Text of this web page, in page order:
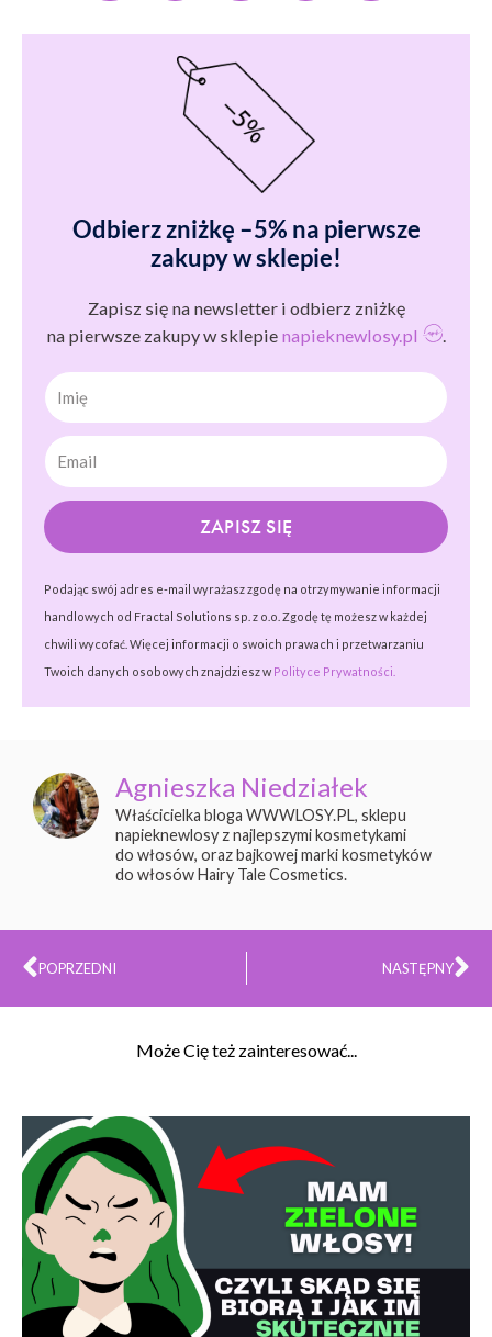
Odbierz zniżkę –5% na pierwsze
zakupy w sklepie!
Zapisz się na newsletter i odbierz zniżkę
na pierwsze zakupy w sklepie napieknewlosy.pl .
Imię
ZAPISZ SIĘ
Podając swój adres e-mail wyrażasz zgodę na otrzymywanie informacji
handlowych od Fractal Solutions sp. z o.o. Zgodę tę możesz w każdej
chwili wycofać. Więcej informacji o swoich prawach i przetwarzaniu
Twoich danych osobowych znajdziesz w Polityce Prywatności.
Agnieszka Niedziałek
Właścicielka bloga WWWLOSY.PL, sklepu
napieknewlosy z najlepszymi kosmetykami
do włosów, oraz bajkowej marki kosmetyków
do włosów Hairy Tale Cosmetics.
Prev
POPRZEDNI NASTĘPNY
Może Cię też zainteresować...